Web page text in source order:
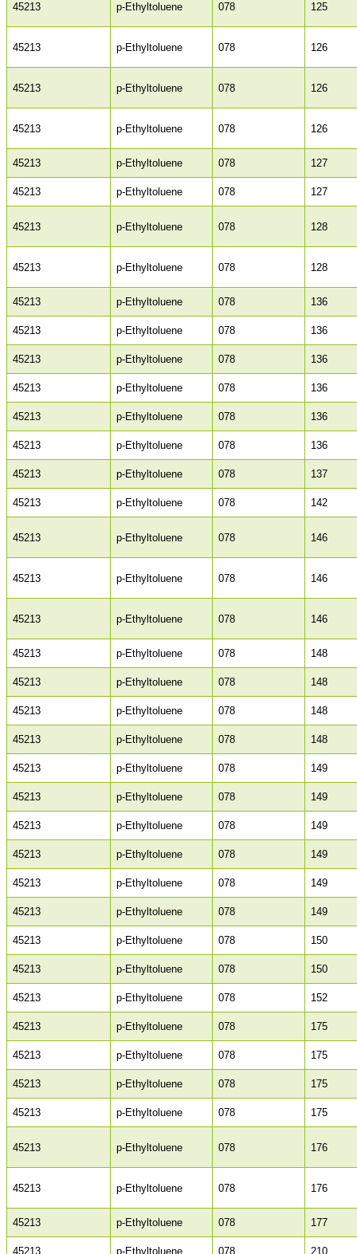
45213 p-Ethyltoluene 078 125
45213 p-Ethyltoluene 078 126
45213 p-Ethyltoluene 078 126
45213 p-Ethyltoluene 078 126
45213 p-Ethyltoluene 078 127
45213 p-Ethyltoluene 078 127
45213 p-Ethyltoluene 078 128
45213 p-Ethyltoluene 078 128
45213 p-Ethyltoluene 078 136
45213 p-Ethyltoluene 078 136
45213 p-Ethyltoluene 078 136
45213 p-Ethyltoluene 078 136
45213 p-Ethyltoluene 078 136
45213 p-Ethyltoluene 078 136
45213 p-Ethyltoluene 078 137
45213 p-Ethyltoluene 078 142
45213 p-Ethyltoluene 078 146
45213 p-Ethyltoluene 078 146
45213 p-Ethyltoluene 078 146
45213 p-Ethyltoluene 078 148
45213 p-Ethyltoluene 078 148
45213 p-Ethyltoluene 078 148
45213 p-Ethyltoluene 078 148
45213 p-Ethyltoluene 078 149
45213 p-Ethyltoluene 078 149
45213 p-Ethyltoluene 078 149
45213 p-Ethyltoluene 078 149
45213 p-Ethyltoluene 078 149
45213 p-Ethyltoluene 078 149
45213 p-Ethyltoluene 078 150
45213 p-Ethyltoluene 078 150
45213 p-Ethyltoluene 078 152
45213 p-Ethyltoluene 078 175
45213 p-Ethyltoluene 078 175
45213 p-Ethyltoluene 078 175
45213 p-Ethyltoluene 078 175
45213 p-Ethyltoluene 078 176
45213 p-Ethyltoluene 078 176
45213 p-Ethyltoluene 078 177
45213 p-Ethyltoluene 078 210